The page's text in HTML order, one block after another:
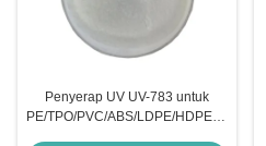
Penyerap UV UV-783 untuk
PE/TPO/PVC/ABS/LDPE/HDPE/EVA